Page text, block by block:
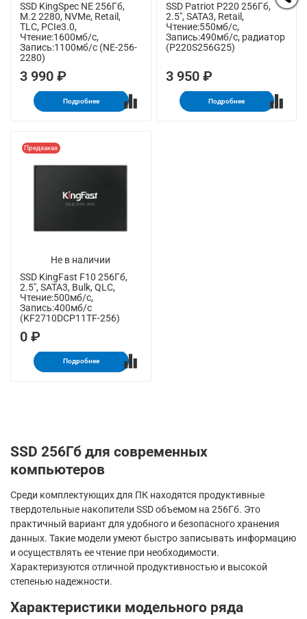
SSD KingSpec NE 256Гб,
M.2 2280, NVMe, Retail,
TLC, PCIe3.0,
Чтение:1600мб/с,
Запись:1100мб/с (NE-256-
2280)
3 990 ₽
Подробнее
SSD Patriot P220 256Гб,
2.5", SATA3, Retail,
Чтение:550мб/с,
Запись:490мб/с, радиатор
(P220S256G25)
3 950 ₽
Подробнее
Не в наличии
Предзаказ
SSD KingFast F10 256Гб,
2.5", SATA3, Bulk, QLC,
Чтение:500мб/с,
Запись:400мб/с
(KF2710DCP11TF-256)
0 ₽
Подробнее
SSD 256Гб для современных
компьютеров
Среди комплектующих для ПК находятся продуктивные
твердотельные накопители SSD объемом на 256Гб. Это
практичный вариант для удобного и безопасного хранения
данных. Такие модели умеют быстро записывать информацию
и осуществлять ее чтение при необходимости.
Характеризуются отличной продуктивностью и высокой
степенью надежности.
Характеристики модельного ряда